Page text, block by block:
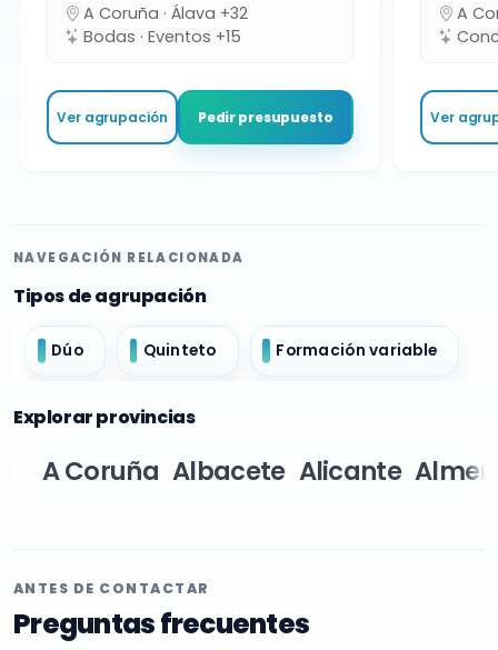
A Coruña · Álava +32
Bodas · Eventos +15
Ver agrupación Pedir presupuesto
A
Ver
NAVEGACIÓN RELACIONADA
Tipos de agrupación
Dúo Quinteto Formación variable
Explorar provincias
A Coruña Albacete Alicante
ANTES DE CONTACTAR
Preguntas frecuentes